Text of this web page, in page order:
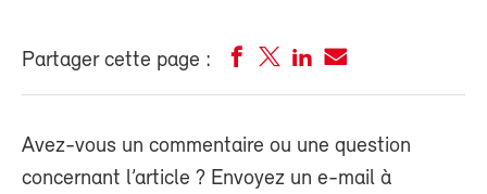
Partager cette page :
Avez-vous un commentaire ou une question
concernant l’article ? Envoyez un e-mail à